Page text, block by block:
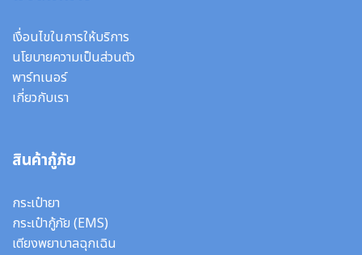
เงื่อนไขในการให้บริการ
นโยบายความเป็นส่วนตัว
พาร์ทเนอร์
เกี่ยวกับเรา
สินค้ากู้ภัย
กระเป๋ายา
กระเป๋ากู้ภัย (EMS)
เตียงพยาบาลฉุกเฉิน